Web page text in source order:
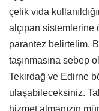
çelik vida
alçıpan sistemlerine
parantez belirtelim.
taşınmasına sebep
Tekirdağ ve Edirne
ulaşabileceksiniz.